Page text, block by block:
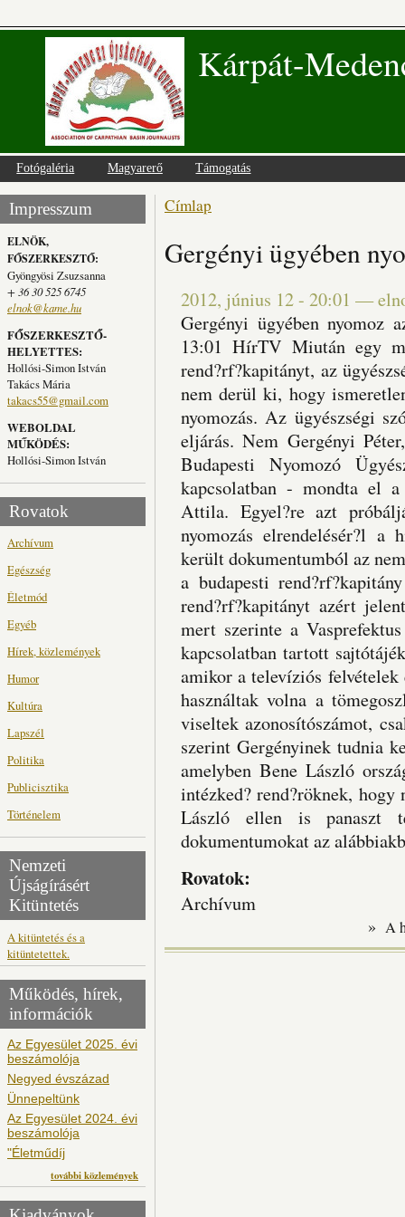
Kárpát-
Fotógaléria Magyarerő Támogatás
Impresszum
ELNÖK,
FŐSZERKESZTŐ:
Gyöngyösi Zsuzsanna
+ 36 30 525 6745
elnok@kame.hu
FŐSZERKESZTŐ-
HELYETTES:
Hollósi-Simon István
Takács Mária
takacs55@gmail.com
WEBOLDAL
MŰKÖDÉS:
Hollósi-Simon István
Rovatok
Archívum
Egészség
Életmód
Egyéb
Hírek, közlemények
Humor
Kultúra
Lapszél
Politika
Publicisztika
Történelem
Nemzeti
Újságírásért
Kitüntetés
A kitüntetés és a
kitüntetettek.
Működés, hírek,
információk
Az Egyesület 2025. évi
beszámolója
Negyed évszázad
Ünnepeltünk
Az Egyesület 2024. évi
beszámolója
"Életműdíj
további közlemények
Jelenlegi hely
Címlap
Gergényi ügyében
2012, június 12 - 20:01 —
Gergényi ügyében nyomoz
13:01 HírTV Miután egy
rend?rf?kapitányt, az
nem derül ki, hogy
nyomozás. Az ügyészségi
eljárás. Nem Gergényi
Budapesti Nyomozó
kapcsolatban - mondta el
Attila. Egyel?re azt
nyomozás elrendelésér?l
került dokumentumból az
a budapesti
rend?rf?kapitányt azért
mert szerinte a
kapcsolatban tartott
amikor a televíziós
használtak volna a
viseltek azonosítószámot,
szerint Gergényinek tudnia
amelyben Bene László
intézked? rend?röknek,
László ellen is panaszt
dokumentumokat az
Rovatok:
Archívum
» A